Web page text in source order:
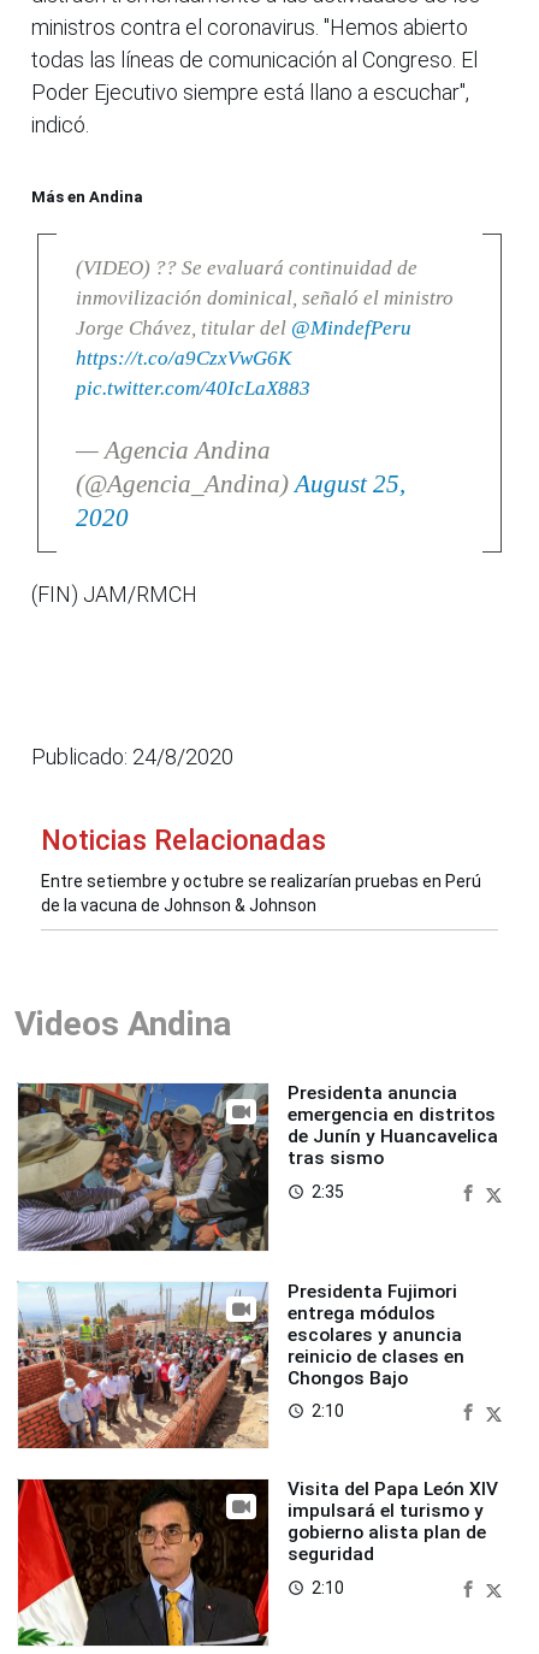
ministros contra el coronavirus. "Hemos abierto
todas las líneas de comunicación al Congreso. El
Poder Ejecutivo siempre está llano a escuchar",
indicó.
Más en Andina
(VIDEO) ?? Se evaluará continuidad de
inmovilización dominical, señaló el ministro
Jorge Chávez, titular del @MindefPeru
https://t.co/a9CzxVwG6K
pic.twitter.com/40IcLaX883
— Agencia Andina
(@Agencia_Andina) August 25,
2020
(FIN) JAM/RMCH
Publicado: 24/8/2020
Noticias Relacionadas
Entre setiembre y octubre se realizarían pruebas en Perú
de la vacuna de Johnson & Johnson
Videos Andina
Presidenta anuncia
emergencia en distritos
de Junín y Huancavelica
tras sismo
access_time 2:35
Presidenta Fujimori
entrega módulos
escolares y anuncia
reinicio de clases en
Chongos Bajo
access_time 2:10
Visita del Papa León XIV
impulsará el turismo y
gobierno alista plan de
seguridad
access_time 2:10